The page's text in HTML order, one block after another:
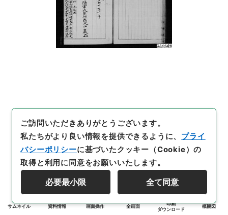
サムネイル 資料情報 画面操作 全画面
印刷
ダウンロード
概観図
ご訪問いただきありがとうございます。
私たちがより良い情報を提供できるように、 プライ
バシーポリシーに基づいたクッキー（Cookie）の
取得と利用に同意をお願いいたします。
必要最小限 全て同意